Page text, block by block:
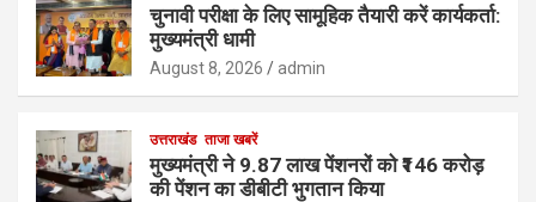
चुनावी परीक्षा के लिए सामूहिक तैयारी करें कार्यकर्ता:
मुख्यमंत्री धामी
August 8, 2026 admin
उत्तराखंड ताजा खबरें
मुख्यमंत्री ने 9.87 लाख पेंशनरों को ₹146 करोड़
की पेंशन का डीबीटी भुगतान किया